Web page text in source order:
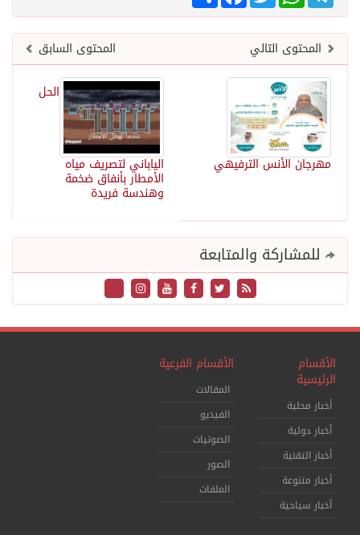
المحتوى السابق
المحتوى التالي
الحل
الياباني لتصريف مياه
الأمطار بأنفاق ضخمة
وهندسة فريدة
مهرجان الأُنس الترفيهي
للمشاركة والمتابعة
الأقسام
الرئيسية
أخبار محلية
أخبار دولية
أخبار التقنية
أخبار متنوعة
أخبار سياحية
الأقسام الفرعية
المقالات
الفيديو
الصوتيات
الصور
الملفات